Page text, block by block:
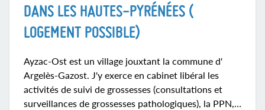
DANS LES HAUTES-PYRÉNÉES (
LOGEMENT POSSIBLE)
Ayzac-Ost est un village jouxtant la commune d'
Argelès-Gazost. J'y exerce en cabinet libéral les
activités de suivi de grossesses (consultations et
surveillances de grossesses pathologiques), la PPN,